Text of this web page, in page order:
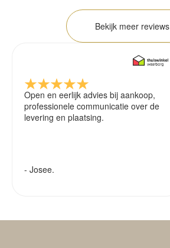
Bekijk meer reviews
Open en eerlijk advies bij aankoop,
professionele communicatie over de
levering en plaatsing.
- Josee.